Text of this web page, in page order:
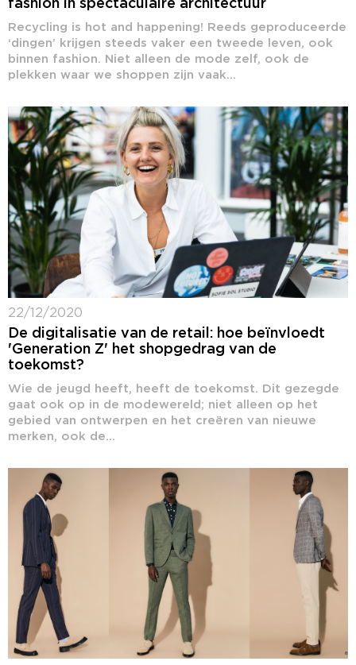
Recycling is hot and happening! Reeds geproduceerde
‘dingen’ krijgen steeds vaker een tweede leven, ook
binnen fashion. Niet alleen de mode zelf, ook de
plekken waar we shoppen zijn vaak...
22/12/2020
De digitalisatie van de retail: hoe beïnvloedt
'Generation Z' het shopgedrag van de
toekomst?
Wie de jeugd heeft, heeft de toekomst. Dit gezegde
gaat ook op in de modewereld; niet alleen op het
gebied van ontwerpen en het creëren van nieuwe
merken, ook de...